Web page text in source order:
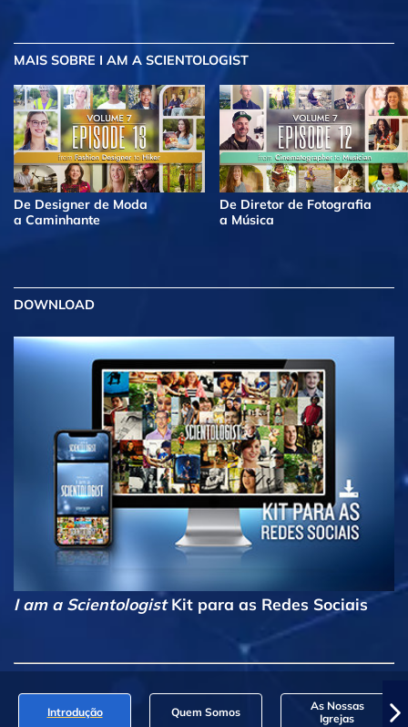
MAIS SOBRE I AM A SCIENTOLOGIST
De Designer de Moda
a Caminhante
De Diretor de Fotografia
a Música
DOWNLOAD
I am a ScientologistKit para as Redes Sociais
Introdução Quem Somos
As Nossas
Igrejas